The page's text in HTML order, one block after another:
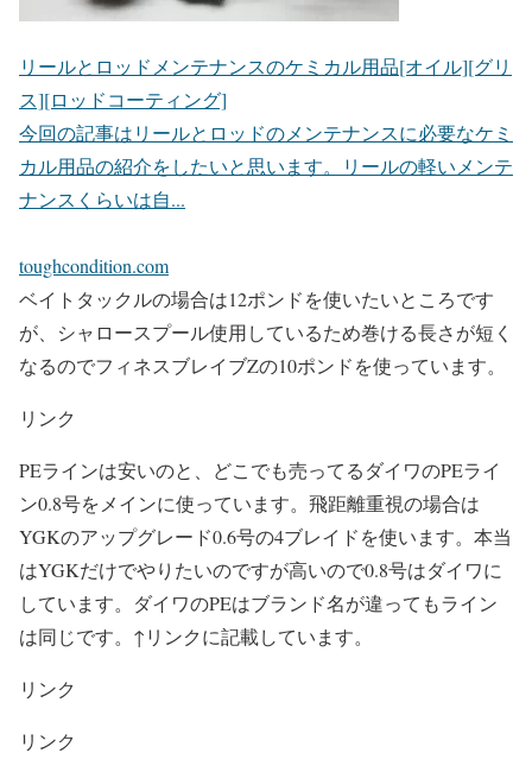
リールとロッドメンテナンスのケミカル用品[オイル][グリ
ス][ロッドコーティング]
今回の記事はリールとロッドのメンテナンスに必要なケミ
カル用品の紹介をしたいと思います。リールの軽いメンテ
ナンスくらいは自...
toughcondition.com
ベイトタックルの場合は12ポンドを使いたいところです
が、シャロースプール使用しているため巻ける長さが短く
なるのでフィネスブレイブZの10ポンドを使っています。
リンク
PEラインは安いのと、どこでも売ってるダイワのPEライ
ン0.8号をメインに使っています。飛距離重視の場合は
YGKのアップグレード0.6号の4ブレイドを使います。本当
はYGKだけでやりたいのですが高いので0.8号はダイワに
しています。ダイワのPEはブランド名が違ってもライン
は同じです。↑リンクに記載しています。
リンク
リンク